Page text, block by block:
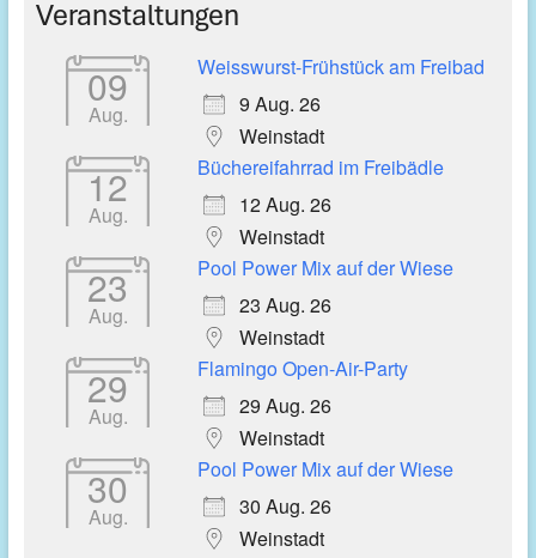
Veranstaltungen
09
Aug.
Weisswurst-Frühstück am Freibad
9 Aug. 26
Weinstadt
12
Aug.
Büchereifahrrad im Freibädle
12 Aug. 26
Weinstadt
23
Aug.
Pool Power Mix auf der Wiese
23 Aug. 26
Weinstadt
29
Aug.
Flamingo Open-Air-Party
29 Aug. 26
Weinstadt
30
Aug.
Pool Power Mix auf der Wiese
30 Aug. 26
Weinstadt